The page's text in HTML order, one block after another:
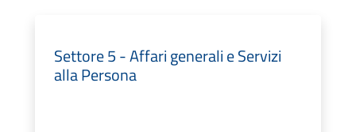
Settore 5 - Affari generali e Servizi
alla Persona